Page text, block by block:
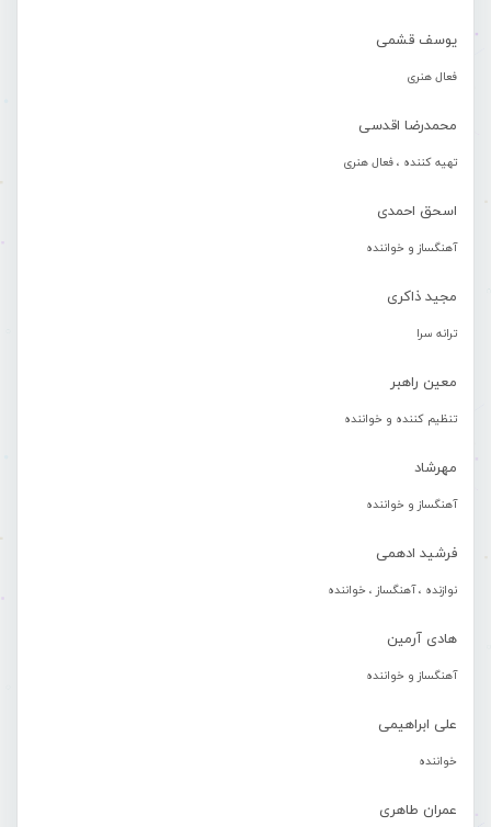
یوسف قشمی
فعال هنری
محمدرضا اقدسی
تهیه کننده ، فعال هنری
اسحق احمدی
آهنگساز و خواننده
مجید ذاکری
ترانه سرا
معین راهبر
تنظیم کننده و خواننده
مهرشاد
آهنگساز و خواننده
فرشید ادهمی
نوازنده ، آهنگساز ، خواننده
هادی آرمین
آهنگساز و خواننده
علی ابراهیمی
خواننده
عمران طاهری